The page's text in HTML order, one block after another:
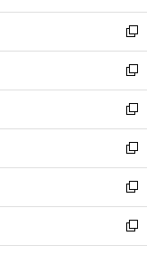
開
く
ウ
で
開
く
ン
ド
ウ
で
開
く
ウ
ィ
ン
ド
ウ
で
開
く
し
い
ウ
ィ
ン
ド
ウ
で
開
く
新
し
い
ウ
ィ
ン
ド
ウ
で
開
く
新
し
い
ウ
ィ
ン
ド
ウ
で
開
新
し
い
ウ
ィ
ン
ド
ウ
新
し
い
ウ
ィ
ン
新
し
い
ウ
新
し